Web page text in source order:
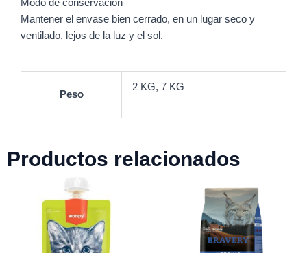
Modo de conservación
Mantener el envase bien cerrado, en un lugar seco y
ventilado, lejos de la luz y el sol.
Peso
2 KG, 7 KG
Productos relacionados
de
precios:
desde
$19.990
hasta
$53.990